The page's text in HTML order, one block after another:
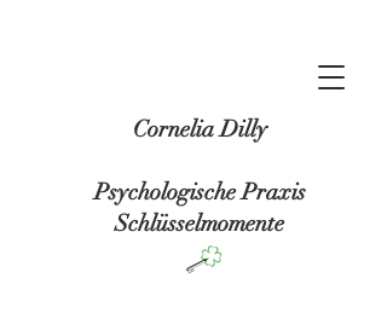
Cornelia Dilly
Psychologische Praxis
Schlüsselmomente